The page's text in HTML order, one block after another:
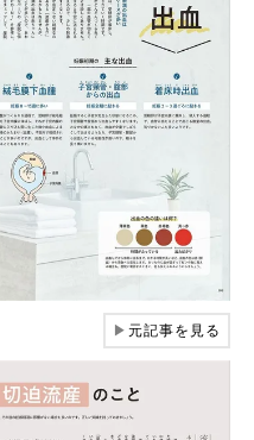
▶元記事を見る